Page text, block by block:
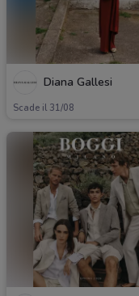
Diana Gallesi
Scade il 31/08